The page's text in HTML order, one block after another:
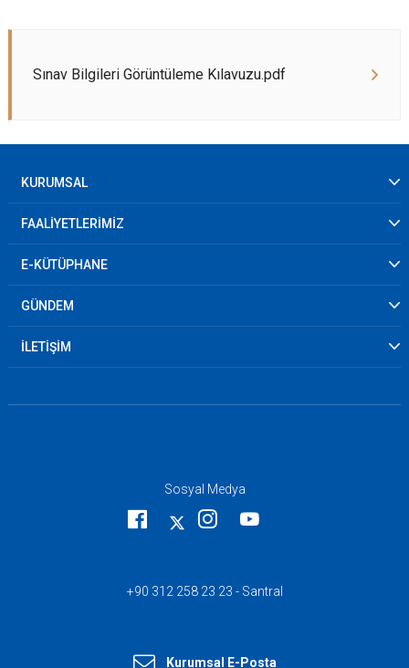
Sınav Bilgileri Görüntüleme Kılavuzu.pdf
KURUMSAL
FAALİYETLERİMİZ
E-KÜTÜPHANE
GÜNDEM
İLETİŞİM
Sosyal Medya
+90 312 258 23 23 - Santral
Kurumsal E-Posta